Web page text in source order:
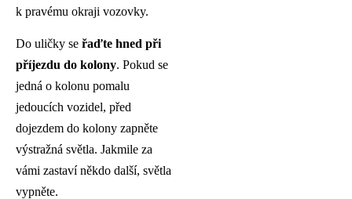
k pravému okraji vozovky.
Do uličky se řaďte hned při
příjezdu do kolony. Pokud se
jedná o kolonu pomalu
jedoucích vozidel, před
dojezdem do kolony zapněte
výstražná světla. Jakmile za
vámi zastaví někdo další, světla
vypněte.